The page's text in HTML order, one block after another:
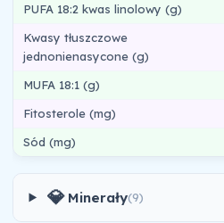
PUFA 18:2 kwas linolowy (g)
Kwasy tłuszczowe
jednonienasycone (g)
MUFA 18:1 (g)
Fitosterole (mg)
Sód (mg)
💎 Minerały(9)